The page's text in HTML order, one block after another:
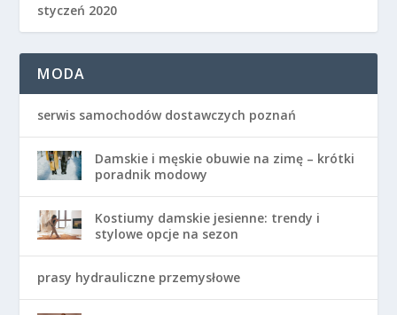
styczeń 2020
MODA
serwis samochodów dostawczych poznań
Damskie i męskie obuwie na zimę – krótki
poradnik modowy
Kostiumy damskie jesienne: trendy i
stylowe opcje na sezon
prasy hydrauliczne przemysłowe